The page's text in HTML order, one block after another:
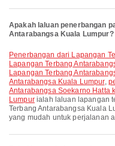
Apakah laluan penerbangan
Antarabangsa Kuala Lumpur?
penerbangan dari Lapangan Terbang Antarabangsa Kota Kinabalu ke
Lapangan Terbang
Lapangan Terbang
Antarabangsa Kuala Lumpur,
Antarabangsa Soekarno Hatta
Lumpurialah laluan lapangan
Terbang Antarabangsa Kuala
yang mudah untuk perjalanan